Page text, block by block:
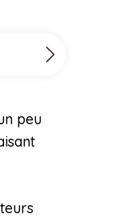
peu